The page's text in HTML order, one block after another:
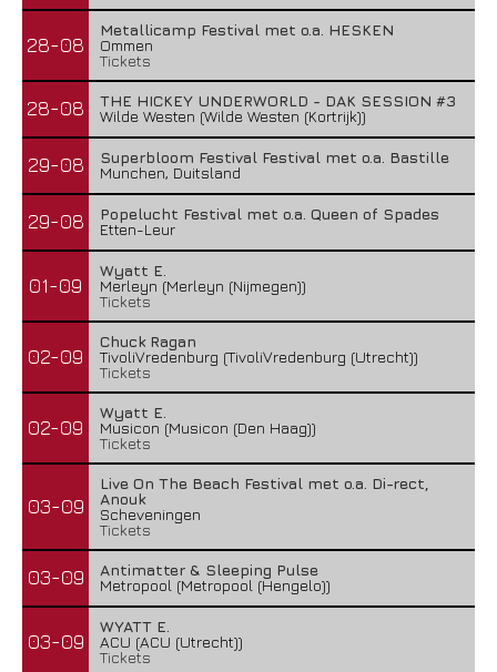
28-08
Metallicamp Festival met o.a. HESKEN
Ommen
Tickets
28-08
THE HICKEY UNDERWORLD - DAK SESSION #3
Wilde Westen (Wilde Westen (Kortrijk))
29-08
Superbloom Festival Festival met o.a. Bastille
Munchen, Duitsland
29-08
Popelucht Festival met o.a. Queen of Spades
Etten-Leur
01-09
Wyatt E.
Merleyn (Merleyn (Nijmegen))
Tickets
02-09
Chuck Ragan
TivoliVredenburg (TivoliVredenburg (Utrecht))
Tickets
02-09
Wyatt E.
Musicon (Musicon (Den Haag))
Tickets
03-09
Live On The Beach Festival met o.a. Di-rect,
Anouk
Scheveningen
Tickets
03-09
Antimatter & Sleeping Pulse
Metropool (Metropool (Hengelo))
03-09
WYATT E.
ACU (ACU (Utrecht))
Tickets